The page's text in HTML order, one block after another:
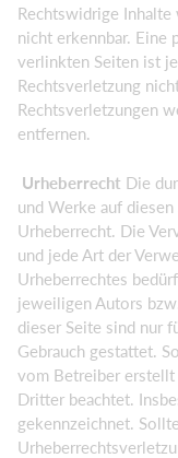
Rechtswidrige
nicht erkennbar. Eine
verlinkten Seiten ist
Rechtsverletzung
Rechtsverletzungen
entfernen.
Urheberrecht Die
und Werke auf
Urheberrecht. Die
und jede Art der
Urheberrechtes
jeweiligen Autors
dieser Seite sind nur
Gebrauch gestattet.
vom Betreiber erstellt
Dritter beachtet.
gekennzeichnet.